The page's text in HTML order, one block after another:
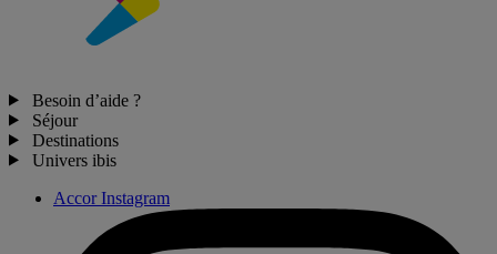
Besoin d’aide ?
Séjour
Destinations
Univers ibis
Accor Instagram